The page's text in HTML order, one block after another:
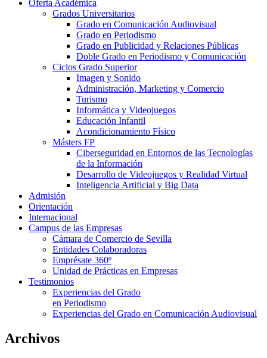
Oferta Académica
Grados Universitarios
Grado en Comunicación Audiovisual
Grado en Periodismo
Grado en Publicidad y Relaciones Públicas
Doble Grado en Periodismo y Comunicación
Ciclos Grado Superior
Imagen y Sonido
Administración, Marketing y Comercio
Turismo
Informática y Videojuegos
Educación Infantil
Acondicionamiento Físico
Másters FP
Ciberseguridad en Entornos de las Tecnologías
de la Información
Desarrollo de Videojuegos y Realidad Virtual
Inteligencia Artificial y Big Data
Admisión
Orientación
Internacional
Campus de las Empresas
Cámara de Comercio de Sevilla
Entidades Colaboradoras
Emprésate 360º
Unidad de Prácticas en Empresas
Testimonios
Experiencias del Grado
en Periodismo
Experiencias del Grado en Comunicación Audiovisual
Archivos